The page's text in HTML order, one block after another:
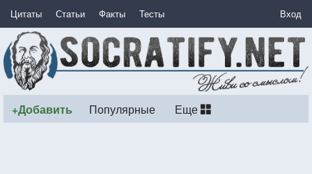
Цитаты Статьи Факты Тесты Вход
+Добавить Популярные Еще